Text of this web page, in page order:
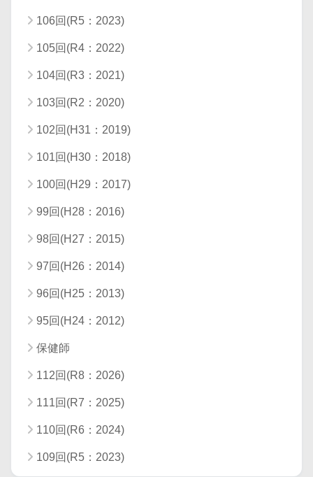
106回(R5：2023)
105回(R4：2022)
104回(R3：2021)
103回(R2：2020)
102回(H31：2019)
101回(H30：2018)
100回(H29：2017)
99回(H28：2016)
98回(H27：2015)
97回(H26：2014)
96回(H25：2013)
95回(H24：2012)
保健師
112回(R8：2026)
111回(R7：2025)
110回(R6：2024)
109回(R5：2023)